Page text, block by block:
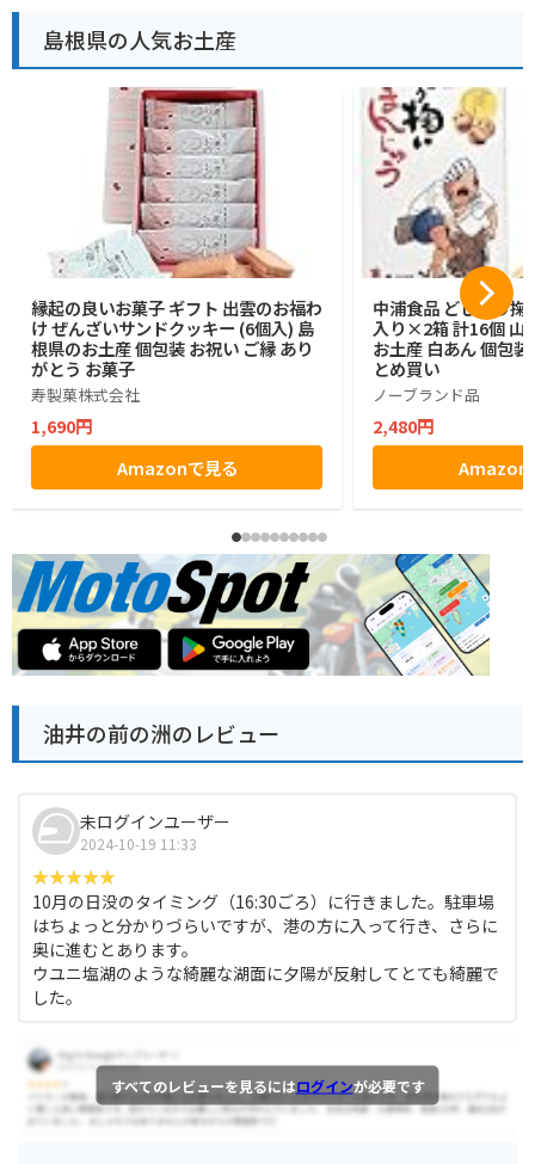
島根県の人気お土産
縁起の良いお菓子 ギフト 出雲のお福わ
け ぜんざいサンドクッキー (6個入) 島
根県のお土産 個包装 お祝い ご縁 あり
がとう お菓子
寿製菓株式会社
1,690円
Amazonで見る
中浦食品 どじょう掬
入り×2箱 計16個 山
お土産 白あん 個包
とめ買い
ノーブランド品
2,480円
Amazon
油井の前の洲のレビュー
未ログインユーザー
2024-10-19 11:33
10月の日没のタイミング（16:30ごろ）に行きました。駐車場
はちょっと分かりづらいですが、港の方に入って行き、さらに
奥に進むとあります。
ウユニ塩湖のような綺麗な湖面に夕陽が反射してとても綺麗で
した。
すべてのレビューを見るにはログインが必要です